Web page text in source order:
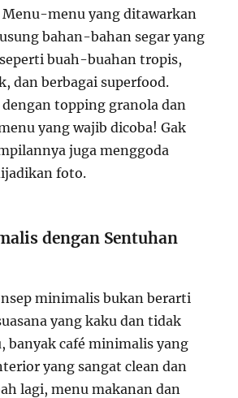
menu yang ditawarkan
bahan-bahan segar yang
buah-buahan tropis,
dan berbagai superfood.
topping granola dan
yang wajib dicoba! Gak
juga menggoda
foto.
dengan Sentuhan
minimalis bukan berarti
yang kaku dan tidak
banyak café minimalis yang
yang sangat clean dan
lagi, menu makanan dan